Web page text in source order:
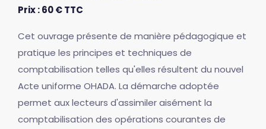
Prix : 60 € TTC
Cet ouvrage présente de manière pédagogique et
pratique les principes et techniques de
comptabilisation telles qu'elles résultent du nouvel
Acte uniforme OHADA. La démarche adoptée
permet aux lecteurs d'assimiler aisément la
comptabilisation des opérations courantes de